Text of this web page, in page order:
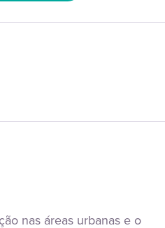
nas áreas urbanas e o